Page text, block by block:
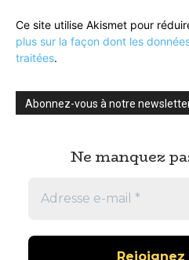
Ce site utilise Akismet pour
plus sur la façon dont les
traitées.
Abonnez-vous à notre
Ne manquez